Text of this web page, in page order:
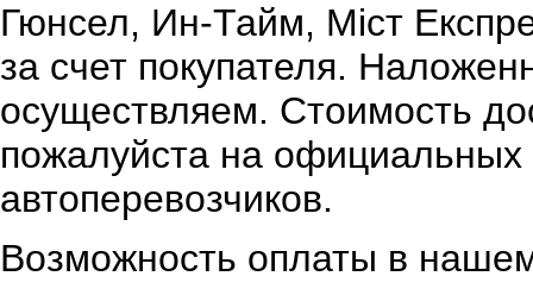
Гюнсел, Ин-Тайм, Міст
за счет покупателя.
осуществляем. Стоимость
пожалуйста на официальных
автоперевозчиков.
Возможность оплаты в